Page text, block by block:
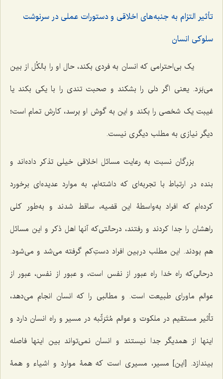
تأثیر التزام به جنبه‌های اخلاقی و دستورات عملی در سرنوشت
سلوکی انسان
یک بی‌احترامی که انسان به فردی بکند، حال او را بالکُل از بین
می‌بَرَد. یعنی اگر دلی را بشکند و صحبت تندی را با یکی بکند یا
غیبت یک شخصی را بکند و این به گوش او برسد، کارش تمام است؛
دیگر نیازی به مطلب دیگری نیست.
بزرگان نسبت به رعایت مسائل اخلاقی خیلی تذکر داده‌اند و
بنده در ارتباط با تجربه‌ای که داشته‌ام، به موارد عدیده‌ای برخورد
کرده‌ام که افراد به‌واسطۀ این قضیه، ساقط شدند و به‌طور کلی
راهشان را جدا کردند و رفتند، درحالتی‌که آنها اهل ذکر و این مسائل
هم بودند. این مطلب در بین افراد دستِ‌کم گرفته می‌شد و می‌شود.
درحالی‌که راه خدا راه عبور از نفس است، و عبور از نفس، عبور از
عوالم ماورای طبیعت است. و مطالبی را که انسان انجام می‌دهد،
تأثیر مستقیم در ملکوت و عوالم مُتَرَتِّبه در مسیر و راه انسان دارد و
اینها از همدیگر جدا نیستند و انسان نمی‌تواند بین اینها فاصله
بیندازد. [این] مسیر، مسیری است که همۀ موارد و اشیاء و همۀ